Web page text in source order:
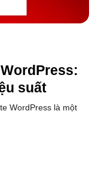
suất
WordPress là một